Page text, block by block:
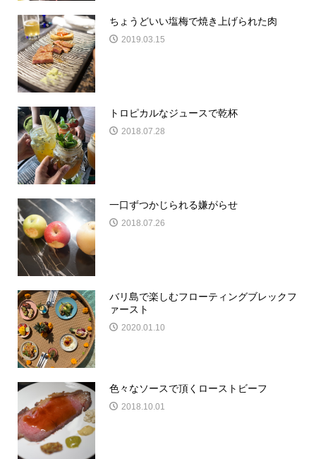
ちょうどいい塩梅で焼き上げられた肉
2019.03.15
トロピカルなジュースで乾杯
2018.07.28
一口ずつかじられる嫌がらせ
2018.07.26
バリ島で楽しむフローティングブレックフ
ァースト
2020.01.10
色々なソースで頂くローストビーフ
2018.10.01